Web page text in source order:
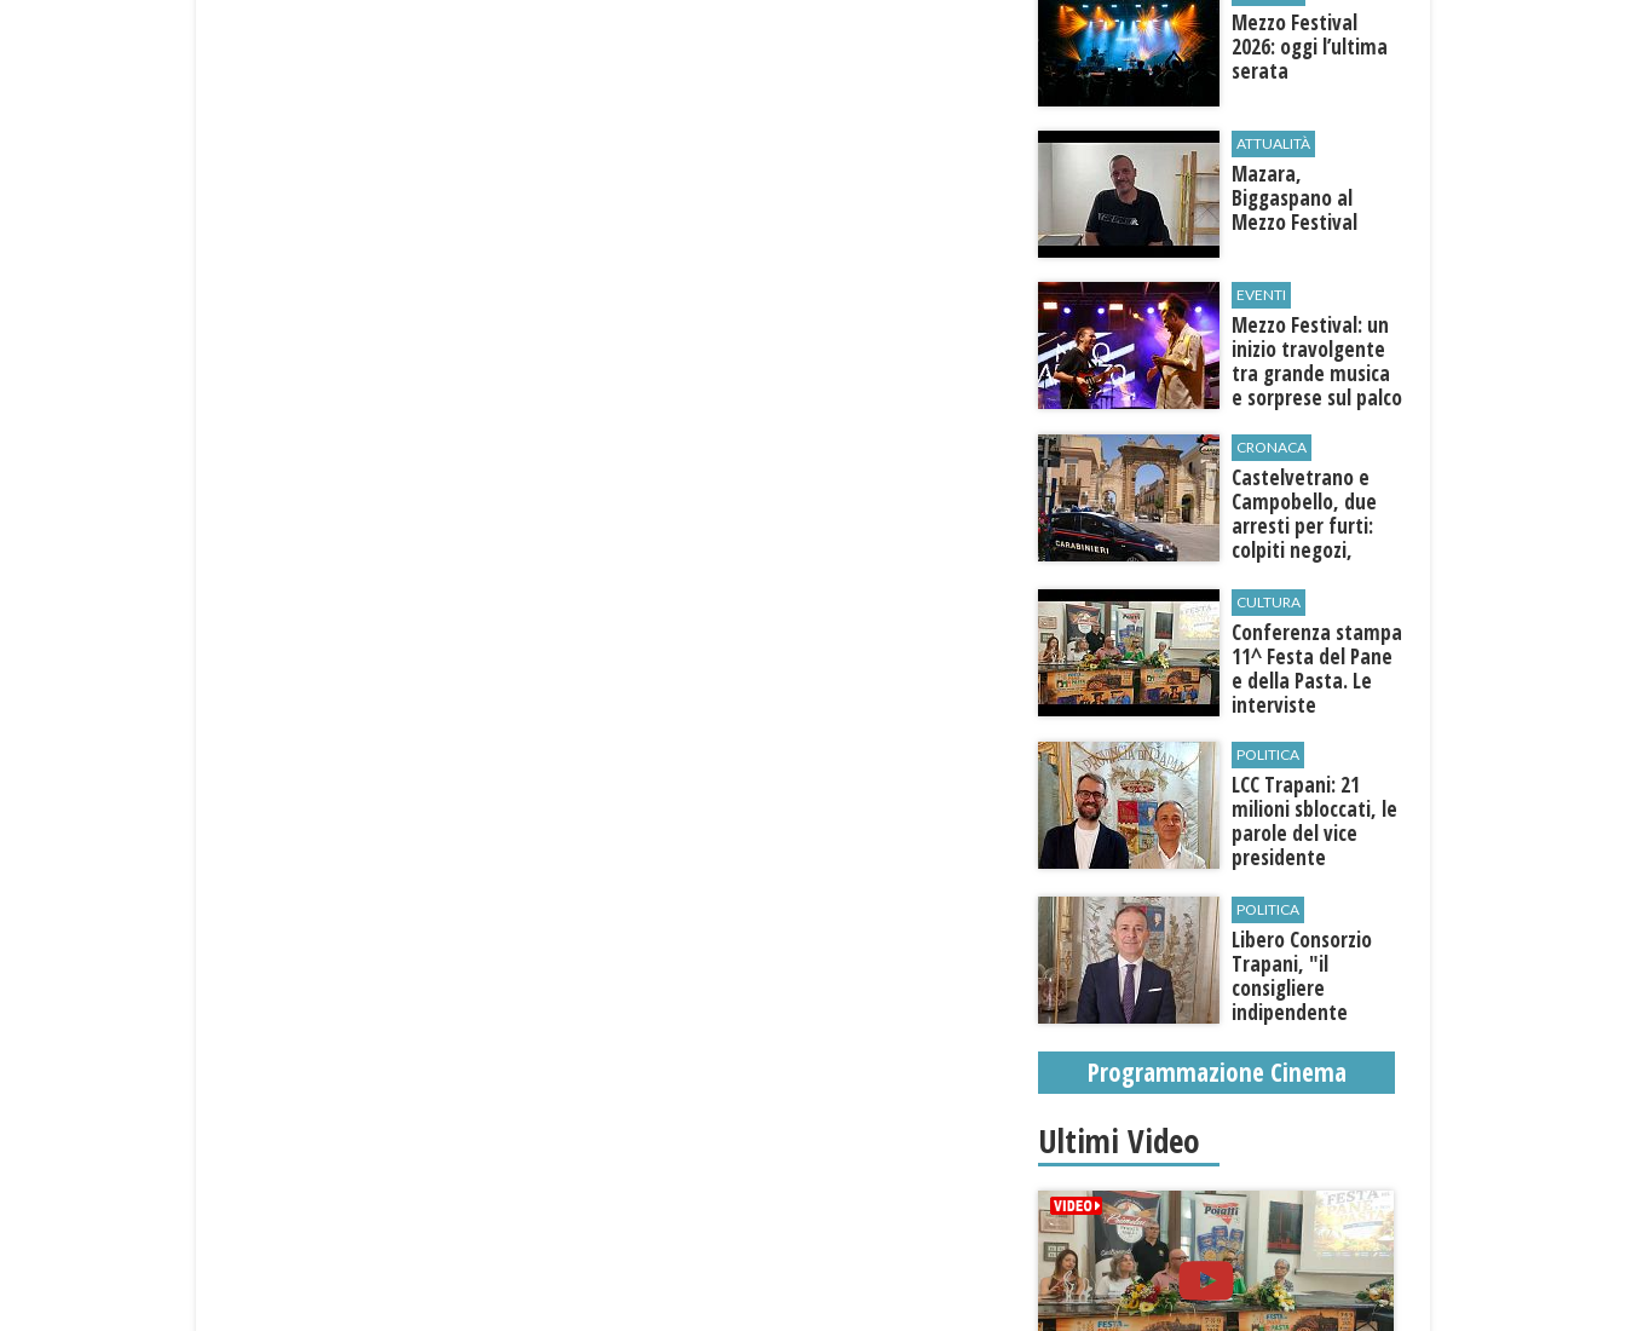
Mezzo Festival
2026: oggi l’ultima
serata
ATTUALITÀ
Mazara,
Biggaspano al
Mezzo Festival
EVENTI
Mezzo Festival: un
inizio travolgente
tra grande musica
e sorprese sul palco
CRONACA
Castelvetrano e
Campobello, due
arresti per furti:
colpiti negozi,
pubblici
CULTURA
Conferenza stampa
11^ Festa del Pane
e della Pasta. Le
interviste
POLITICA
LCC Trapani: 21
milioni sbloccati, le
parole del vice
presidente
POLITICA
Libero Consorzio
Trapani, "il
consigliere
indipendente
progetto di
governo"
Programmazione Cinema
Ultimi Video